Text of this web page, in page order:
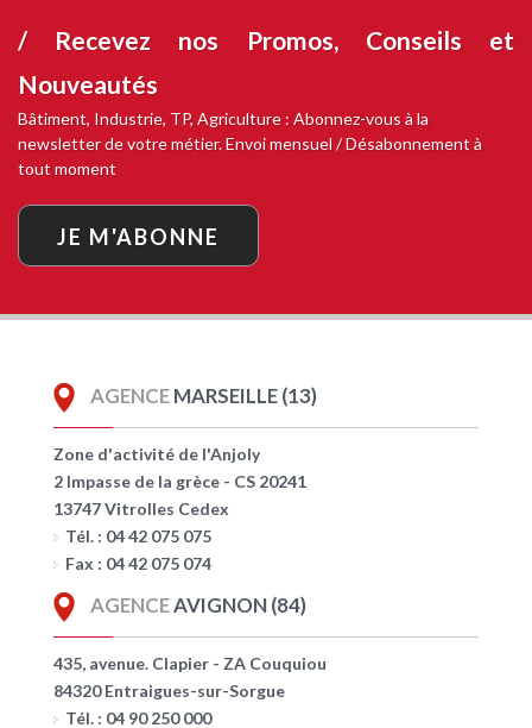
/ Recevez nos Promos, Conseils et
Nouveautés
Bâtiment, Industrie, TP, Agriculture : Abonnez-vous à la
newsletter de votre métier. Envoi mensuel / Désabonnement à
tout moment
JE M'ABONNE
AGENCEMARSEILLE (13)
Zone d'activité de l'Anjoly
2 Impasse de la grèce - CS 20241
13747 Vitrolles Cedex
Tél. : 04 42 075 075
Fax : 04 42 075 074
AGENCEAVIGNON (84)
435, avenue. Clapier - ZA Couquiou
84320 Entraigues-sur-Sorgue
Tél. : 04 90 250 000